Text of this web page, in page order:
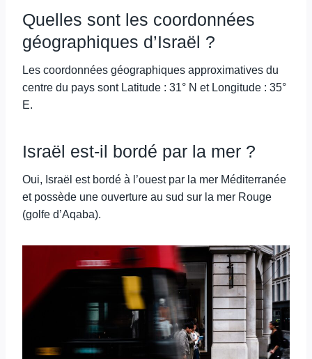
Quelles sont les coordonnées
géographiques d’Israël ?
Les coordonnées géographiques approximatives du
centre du pays sont Latitude : 31° N et Longitude : 35°
E.
Israël est-il bordé par la mer ?
Oui, Israël est bordé à l’ouest par la mer Méditerranée
et possède une ouverture au sud sur la mer Rouge
(golfe d’Aqaba).